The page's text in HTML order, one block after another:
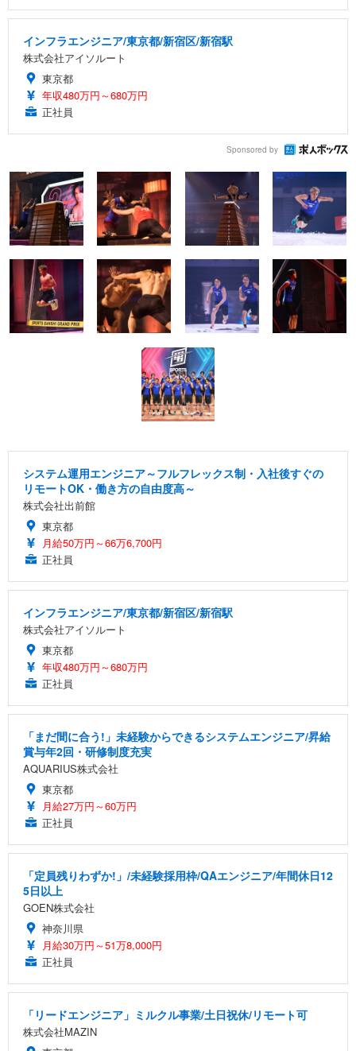
インフラエンジニア/東京都/新宿区/新宿駅
株式会社アイソルート
東京都
年収480万円～680万円
正社員
Sponsored by
システム運用エンジニア～フルフレックス制・入社後すぐの
リモートOK・働き方の自由度高～
株式会社出前館
東京都
月給50万円～66万6,700円
正社員
インフラエンジニア/東京都/新宿区/新宿駅
株式会社アイソルート
東京都
年収480万円～680万円
正社員
「まだ間に合う!」未経験からできるシステムエンジニア/昇給
賞与年2回・研修制度充実
AQUARIUS株式会社
東京都
月給27万円～60万円
正社員
「定員残りわずか!」/未経験採用枠/QAエンジニア/年間休日12
5日以上
GOEN株式会社
神奈川県
月給30万円～51万8,000円
正社員
「リードエンジニア」ミルクル事業/土日祝休/リモート可
株式会社MAZIN